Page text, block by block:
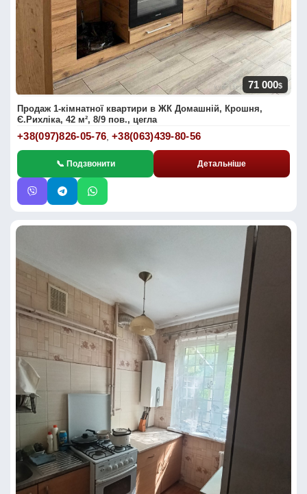
71 000$
Продаж 1-кімнатної квартири в ЖК Домашній, Крошня,
Є.Рихліка, 42 м², 8/9 пов., цегла
+38(097)826-05-76 ,+38(063)439-80-56
📞 Подзвонити Детальніше